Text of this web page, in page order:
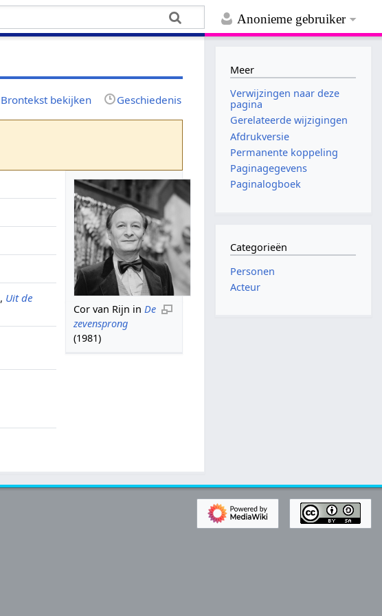
Anonieme gebruiker
Brontekst bekijken Geschiedenis
Cor van Rijn in De
zevensprong
(1981)
, Uit de
Meer
Verwijzingen naar deze
pagina
Gerelateerde wijzigingen
Afdrukversie
Permanente koppeling
Paginagegevens
Paginalogboek
Categorieën
Personen
Acteur